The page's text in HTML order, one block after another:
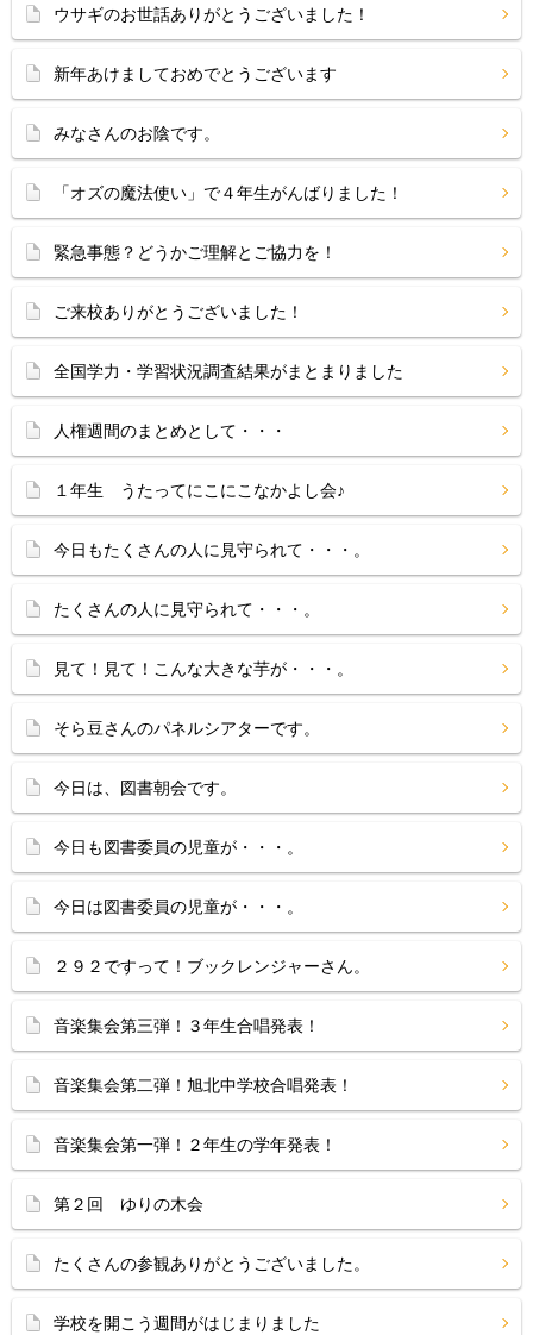
ウサギのお世話ありがとうございました！
新年あけましておめでとうございます
みなさんのお陰です。
「オズの魔法使い」で４年生がんばりました！
緊急事態？どうかご理解とご協力を！
ご来校ありがとうございました！
全国学力・学習状況調査結果がまとまりました
人権週間のまとめとして・・・
１年生 うたってにこにこなかよし会♪
今日もたくさんの人に見守られて・・・。
たくさんの人に見守られて・・・。
見て！見て！こんな大きな芋が・・・。
そら豆さんのパネルシアターです。
今日は、図書朝会です。
今日も図書委員の児童が・・・。
今日は図書委員の児童が・・・。
２９２ですって！ブックレンジャーさん。
音楽集会第三弾！３年生合唱発表！
音楽集会第二弾！旭北中学校合唱発表！
音楽集会第一弾！２年生の学年発表！
第２回 ゆりの木会
たくさんの参観ありがとうございました。
学校を開こう週間がはじまりました